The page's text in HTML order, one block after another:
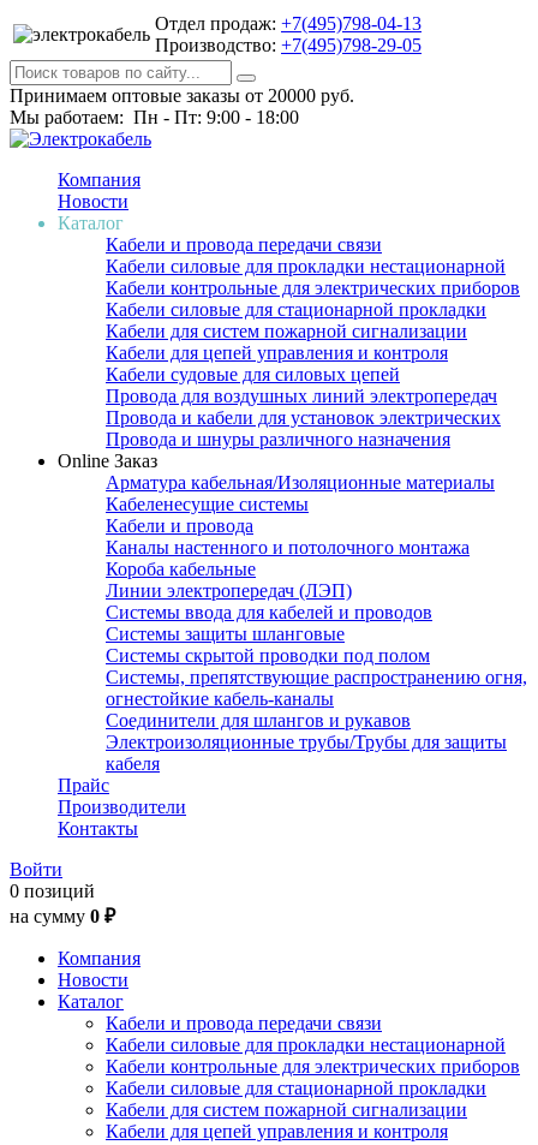
Отдел продаж: +7(495)798-04-13
Производство: +7(495)798-29-05
Принимаем оптовые заказы от 20000 руб.
Мы работаем: Пн - Пт: 9:00 - 18:00
Компания
Новости
Каталог
Кабели и провода передачи связи
Кабели силовые для прокладки нестационарной
Кабели контрольные для электрических приборов
Кабели силовые для стационарной прокладки
Кабели для систем пожарной сигнализации
Кабели для цепей управления и контроля
Кабели судовые для силовых цепей
Провода для воздушных линий электропередач
Провода и кабели для установок электрических
Провода и шнуры различного назначения
Online Заказ
Арматура кабельная/Изоляционные материалы
Кабеленесущие системы
Кабели и провода
Каналы настенного и потолочного монтажа
Короба кабельные
Линии электропередач (ЛЭП)
Системы ввода для кабелей и проводов
Системы защиты шланговые
Системы скрытой проводки под полом
Системы, препятствующие распространению огня,
огнестойкие кабель-каналы
Соединители для шлангов и рукавов
Электроизоляционные трубы/Трубы для защиты
кабеля
Прайс
Производители
Контакты
Войти
0 позиций
на сумму 0 ₽
Компания
Новости
Каталог
Кабели и провода передачи связи
Кабели силовые для прокладки нестационарной
Кабели контрольные для электрических приборов
Кабели силовые для стационарной прокладки
Кабели для систем пожарной сигнализации
Кабели для цепей управления и контроля